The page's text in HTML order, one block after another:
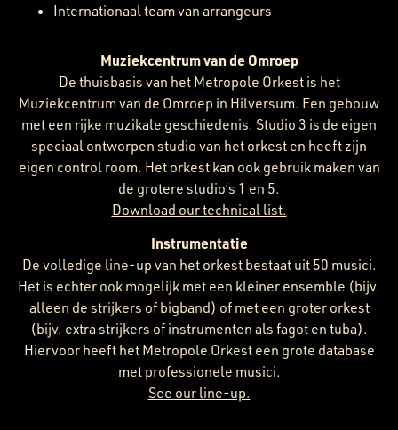
Internationaal team van arrangeurs
Muziekcentrum van de Omroep
De thuisbasis van het Metropole Orkest is het
Muziekcentrum van de Omroep in Hilversum. Een gebouw
met een rijke muzikale geschiedenis. Studio 3 is de eigen
speciaal ontworpen studio van het orkest en heeft zijn
eigen control room. Het orkest kan ook gebruik maken van
de grotere studio’s 1 en 5.
Download our technical list.
Instrumentatie
De volledige line-up van het orkest bestaat uit 50 musici.
Het is echter ook mogelijk met een kleiner ensemble (bijv.
alleen de strijkers of bigband) of met een groter orkest
(bijv. extra strijkers of instrumenten als fagot en tuba).
Hiervoor heeft het Metropole Orkest een grote database
met professionele musici.
See our line-up.